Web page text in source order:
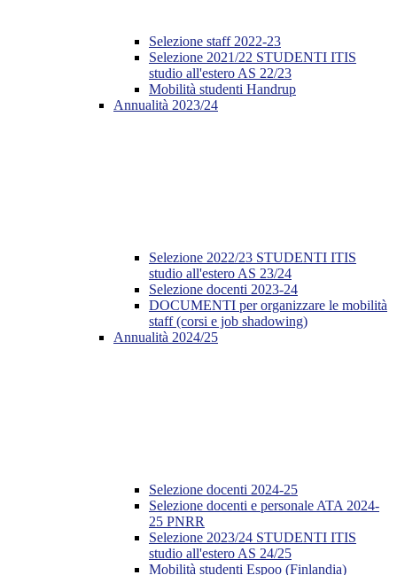
Selezione staff 2022-23
Selezione 2021/22 STUDENTI ITIS
studio all'estero AS 22/23
Mobilità studenti Handrup
Annualità 2023/24
Selezione 2022/23 STUDENTI ITIS
studio all'estero AS 23/24
Selezione docenti 2023-24
DOCUMENTI per organizzare le mobilità
staff (corsi e job shadowing)
Annualità 2024/25
Selezione docenti 2024-25
Selezione docenti e personale ATA 2024-
25 PNRR
Selezione 2023/24 STUDENTI ITIS
studio all'estero AS 24/25
Mobilità studenti Espoo (Finlandia)